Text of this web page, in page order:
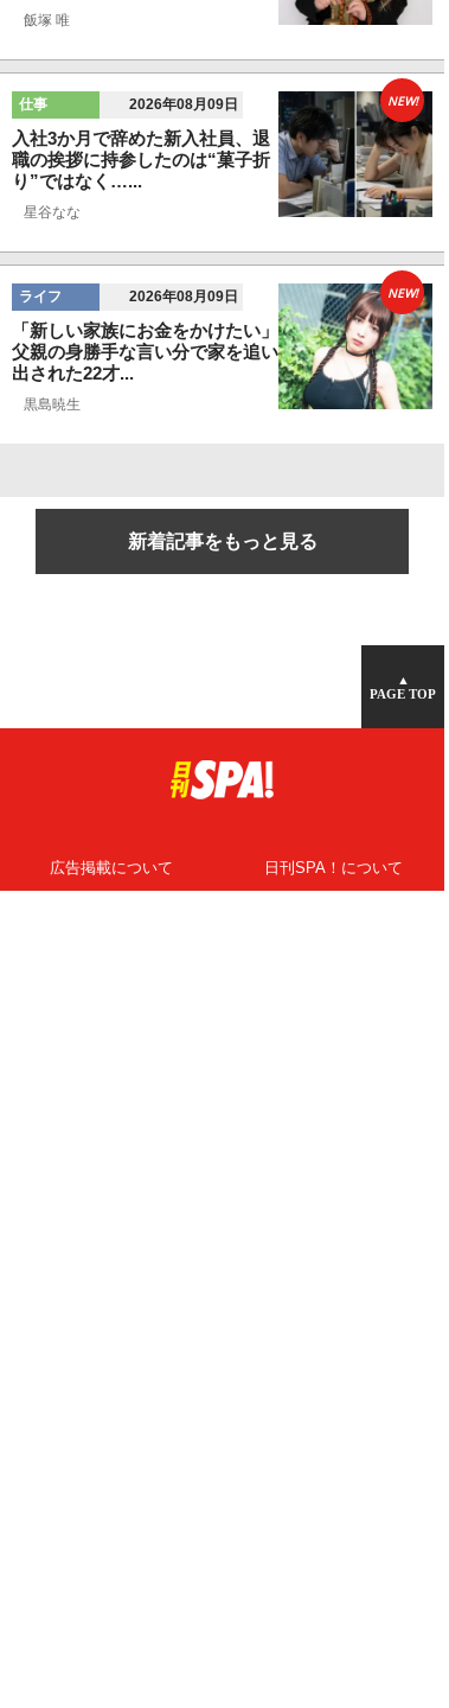
飯塚 唯
仕事 2026年08月09日
入社3か月で辞めた新入社員、退
職の挨拶に持参したのは“菓子折
り”ではなく…...
星谷なな
NEW!
ライフ 2026年08月09日
「新しい家族にお金をかけたい」
父親の身勝手な言い分で家を追い
出された22才...
黒島暁生
NEW!
新着記事をもっと見る
▲
PAGE TOP
広告掲載について 日刊SPA！について